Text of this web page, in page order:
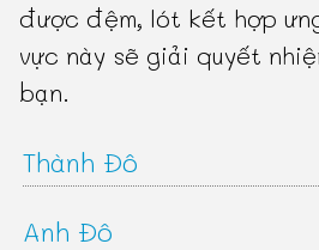
được đệm, lót kết hợp
vực này sẽ giải quyết
bạn.
Thành Đô
Anh Đô